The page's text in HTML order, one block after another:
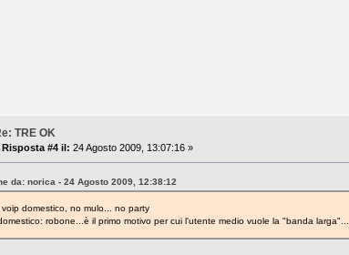
TRE OK
Risposta #4 il: 24 Agosto 2009, 13:07:16 »
da: norica - 24 Agosto 2009, 12:38:12
domestico, no mulo... no party
robone...è il primo motivo per cui l'utente medio vuole la "banda larga"...